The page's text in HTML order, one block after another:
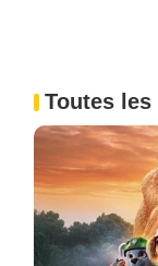
Toutes